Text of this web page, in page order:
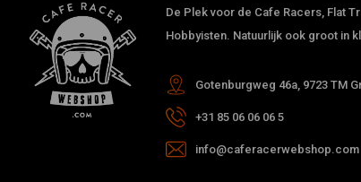
De Plek voor de Cafe Racers, Flat
Hobbyisten. Natuurlijk ook groot in
Gotenburgweg 46a, 9723 TM
+31 85 06 06 06 5
info@caferacerwebshop.com